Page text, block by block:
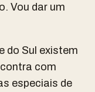
Vou dar um
do Sul existem
com
especiais de